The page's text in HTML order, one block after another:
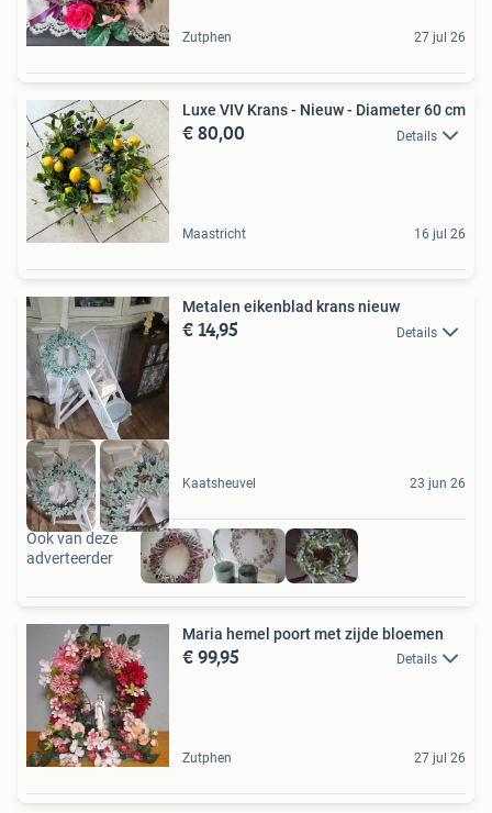
Zutphen 27 jul 26
Luxe VIV Krans - Nieuw - Diameter 60 cm
€ 80,00 Details
Maastricht 16 jul 26
Metalen eikenblad krans nieuw
€ 14,95 Details
Kaatsheuvel 23 jun 26
Ook van deze
adverteerder
Maria hemel poort met zijde bloemen
€ 99,95 Details
Zutphen 27 jul 26